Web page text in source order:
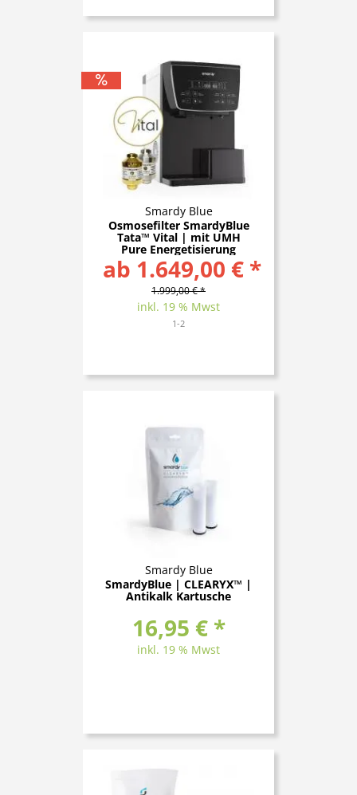
Smardy Blue
Osmosefilter SmardyBlue
Tata™ Vital | mit UMH
Pure Energetisierung
ab 1.649,00 € *
1.999,00 € *
inkl. 19 % Mwst
1-2
Smardy Blue
SmardyBlue | CLEARYX™ |
Antikalk Kartusche
16,95 € *
inkl. 19 % Mwst